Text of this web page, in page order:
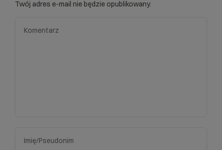
Twój adres e-mail nie będzie opublikowany.